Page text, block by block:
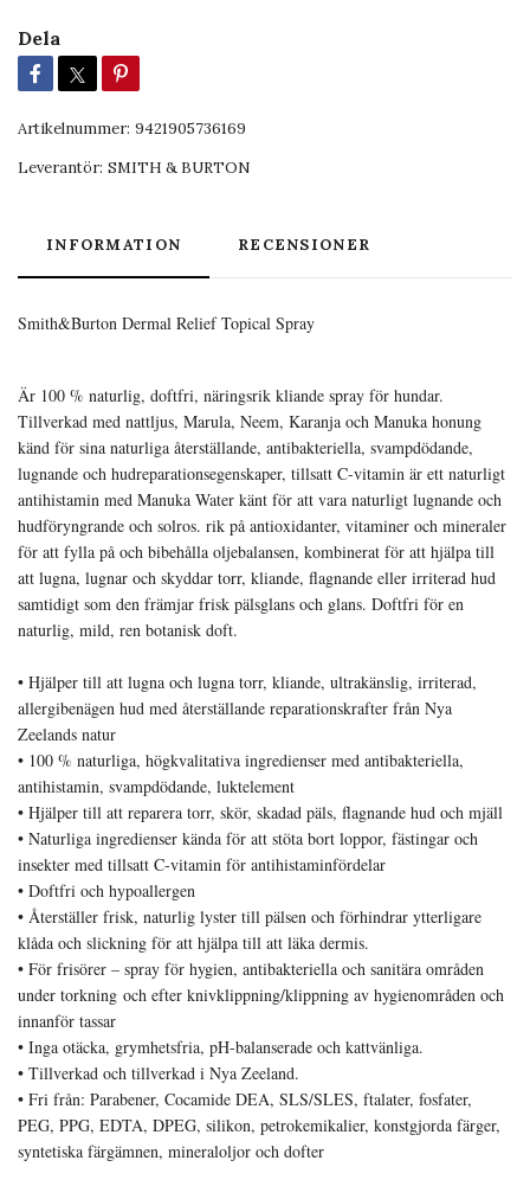
Dela
Artikelnummer: 9421905736169
Leverantör: SMITH & BURTON
INFORMATION RECENSIONER
Smith&Burton Dermal Relief Topical Spray
Är 100 % naturlig, doftfri, näringsrik kliande spray för hundar.
Tillverkad med nattljus, Marula, Neem, Karanja och Manuka honung
känd för sina naturliga återställande, antibakteriella, svampdödande,
lugnande och hudreparationsegenskaper, tillsatt C-vitamin är ett naturligt
antihistamin med Manuka Water känt för att vara naturligt lugnande och
hudföryngrande och solros. rik på antioxidanter, vitaminer och mineraler
för att fylla på och bibehålla oljebalansen, kombinerat för att hjälpa till
att lugna, lugnar och skyddar torr, kliande, flagnande eller irriterad hud
samtidigt som den främjar frisk pälsglans och glans. Doftfri för en
naturlig, mild, ren botanisk doft.
• Hjälper till att lugna och lugna torr, kliande, ultrakänslig, irriterad,
allergibenägen hud med återställande reparationskrafter från Nya
Zeelands natur
• 100 % naturliga, högkvalitativa ingredienser med antibakteriella,
antihistamin, svampdödande, luktelement
• Hjälper till att reparera torr, skör, skadad päls, flagnande hud och mjäll
• Naturliga ingredienser kända för att stöta bort loppor, fästingar och
insekter med tillsatt C-vitamin för antihistaminfördelar
• Doftfri och hypoallergen
• Återställer frisk, naturlig lyster till pälsen och förhindrar ytterligare
klåda och slickning för att hjälpa till att läka dermis.
• För frisörer – spray för hygien, antibakteriella och sanitära områden
under torkning och efter knivklippning/klippning av hygienområden och
innanför tassar
• Inga otäcka, grymhetsfria, pH-balanserade och kattvänliga.
• Tillverkad och tillverkad i Nya Zeeland.
• Fri från: Parabener, Cocamide DEA, SLS/SLES, ftalater, fosfater,
PEG, PPG, EDTA, DPEG, silikon, petrokemikalier, konstgjorda färger,
syntetiska färgämnen, mineraloljor och dofter